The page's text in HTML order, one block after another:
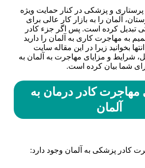
پرستاری و پزشکی در کنار حمایت ویژه
آلمان را به بازار کار عالی برای
تبدیل کرده است. پس اگر جزء کادر
به مهاجرت کاری به آلمان را دارید
بخوانید زیرا در این مقاله سایت
شرایط و مزایای مهاجرت به آلمان به
شما بیان کرده است.
کا‌در درمان به
آلمان
کادر پزشکی به آلمان وجود دارد: